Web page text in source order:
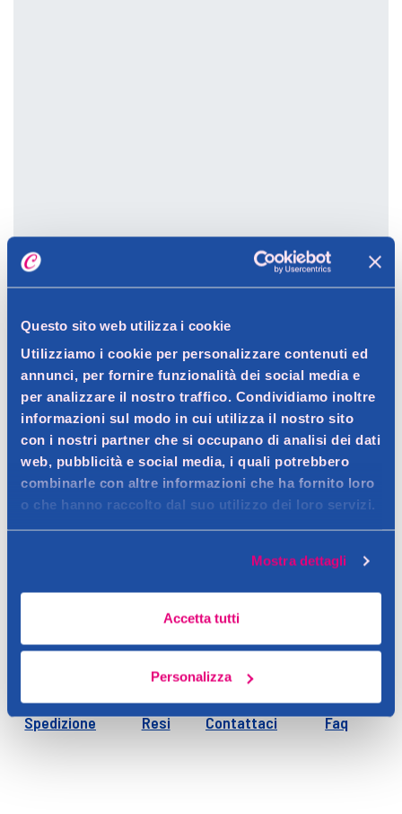
Questo sito web utilizza i cookie
Utilizziamo i cookie per personalizzare contenuti ed
annunci, per fornire funzionalità dei social media e
per analizzare il nostro traffico. Condividiamo inoltre
informazioni sul modo in cui utilizza il nostro sito
con i nostri partner che si occupano di analisi dei dati
web, pubblicità e social media, i quali potrebbero
combinarle con altre informazioni che ha fornito loro
o che hanno raccolto dal suo utilizzo dei loro servizi.
Mostra dettagli
Accetta tutti
Personalizza
Spedizione Resi Contattaci Faq